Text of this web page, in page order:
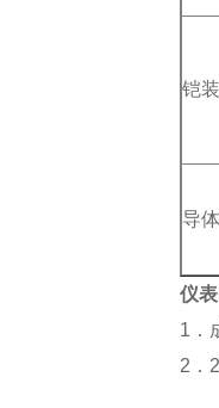
铠
导
仪
1．
2．